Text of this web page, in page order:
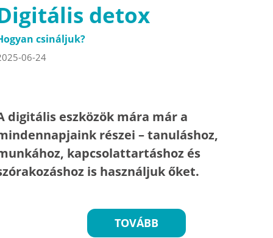
detox
csináljuk?
06-24
digitális eszközök mára már a
részei – tanuláshoz,
kapcsolattartáshoz és
is használjuk őket.
TOVÁBB